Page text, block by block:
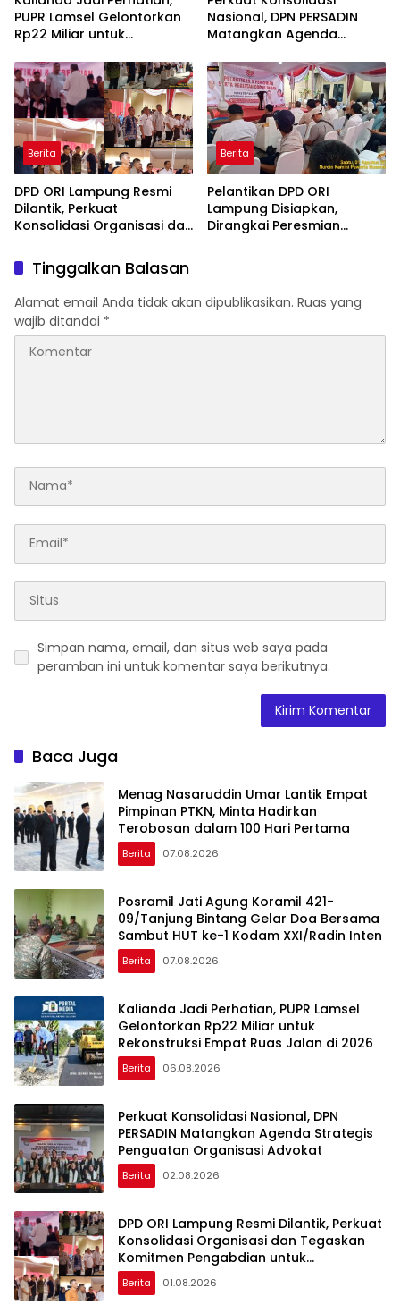
PUPR Lamsel Gelontorkan
Rp22 Miliar untuk
Jalan di 2026
Nasional, DPN PERSADIN
Matangkan Agenda
Organisasi Advokat
Berita
DPD ORI Lampung Resmi
Dilantik, Perkuat
Konsolidasi Organisasi dan
Pengabdian untuk
Masyarakat
Berita
Pelantikan DPD ORI
Lampung Disiapkan,
Dirangkai Peresmian
Tinggalkan Balasan
Alamat email Anda tidak akan dipublikasikan. Ruas yang
wajib ditandai *
Simpan nama, email, dan situs web saya pada
peramban ini untuk komentar saya berikutnya.
Baca Juga
Menag Nasaruddin Umar Lantik Empat
Pimpinan PTKN, Minta Hadirkan
Terobosan dalam 100 Hari Pertama
Berita 07.08.2026
Posramil Jati Agung Koramil 421-
09/Tanjung Bintang Gelar Doa Bersama
Sambut HUT ke-1 Kodam XXI/Radin Inten
Berita 07.08.2026
Kalianda Jadi Perhatian, PUPR Lamsel
Gelontorkan Rp22 Miliar untuk
Rekonstruksi Empat Ruas Jalan di 2026
Berita 06.08.2026
Perkuat Konsolidasi Nasional, DPN
PERSADIN Matangkan Agenda Strategis
Penguatan Organisasi Advokat
Berita 02.08.2026
DPD ORI Lampung Resmi Dilantik, Perkuat
Konsolidasi Organisasi dan Tegaskan
Komitmen Pengabdian untuk
Masyarakat
Berita 01.08.2026